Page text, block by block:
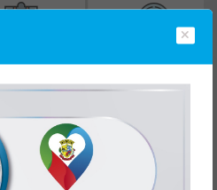
PROTOCOLO
CÓDIGO DA MENSAGEM: EST-000040